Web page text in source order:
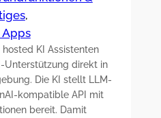
Apps
KI Assistenten
Unterstützung direkt in
Die KI stellt LLM-
kompatible API mit
bereit. Damit